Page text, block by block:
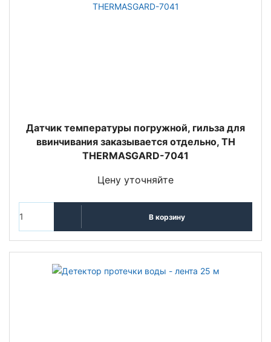
Датчик температуры погружной, гильза для
ввинчивания заказывается отдельно, TH
THERMASGARD-7041
Цену уточняйте
В корзину